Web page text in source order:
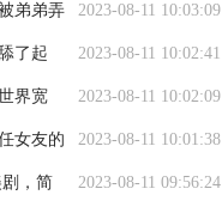
2023-08-11 10:03:09
弟弟弄
2023-08-11 10:02:41
了起
2023-08-11 10:02:09
界宽
2023-08-11 10:01:38
女友的
2023-08-11 09:56:24
剧，简